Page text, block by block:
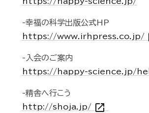
-幸福の科学出版公式HP
https://www.irhpress.co.jp/
-入会のご案内
https://happy-science.jp/
-精舎へ行こう
http://shoja.jp/ open_in_new